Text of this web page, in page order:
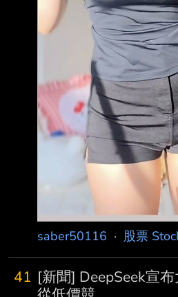
saber50116 · 股票
41 [新聞] DeepSeek宣